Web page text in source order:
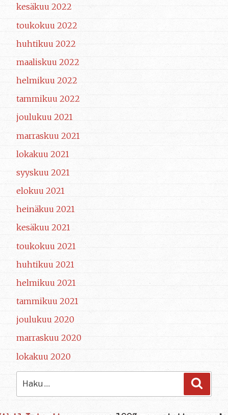
kesäkuu 2022
toukokuu 2022
huhtikuu 2022
maaliskuu 2022
helmikuu 2022
tammikuu 2022
joulukuu 2021
marraskuu 2021
lokakuu 2021
syyskuu 2021
elokuu 2021
heinäkuu 2021
kesäkuu 2021
toukokuu 2021
huhtikuu 2021
helmikuu 2021
tammikuu 2021
joulukuu 2020
marraskuu 2020
lokakuu 2020